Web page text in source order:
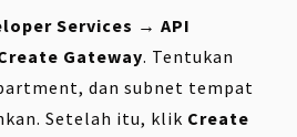
Services → API
Gateway. Tentukan
dan subnet tempat
Setelah itu, klik Create